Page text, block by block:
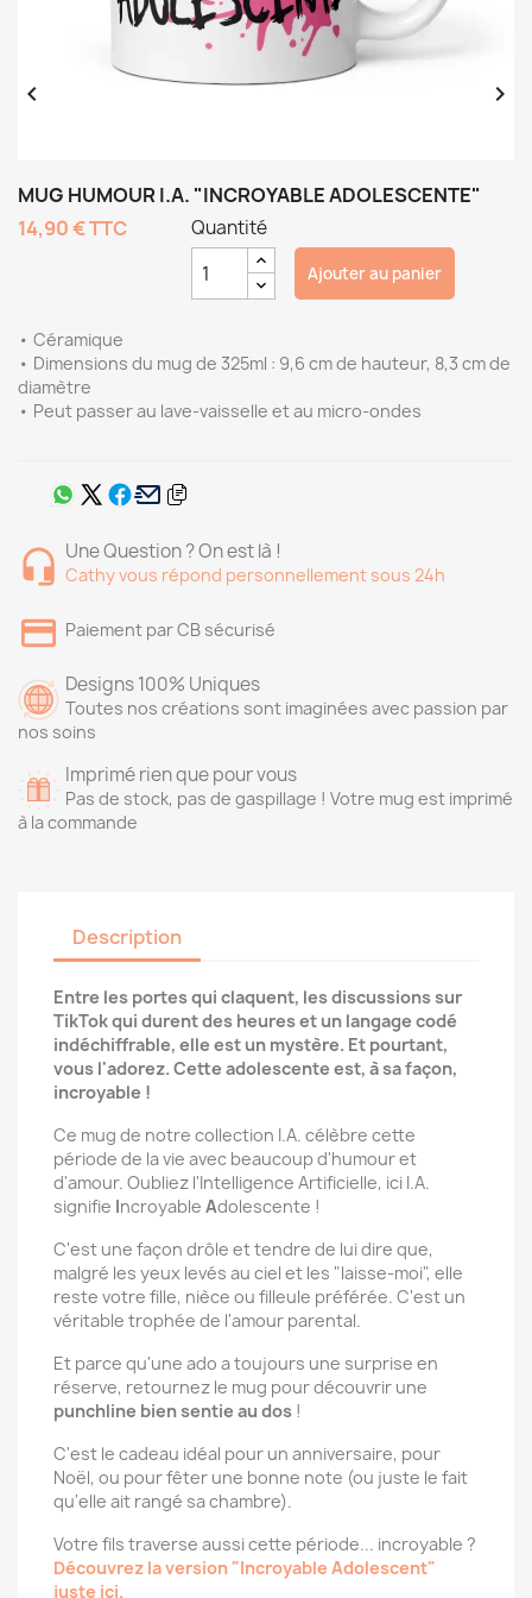
 
MUG HUMOUR I.A. "INCROYABLE ADOLESCENTE"
14,90 €TTC
• Céramique
• Dimensions du mug de 325ml : 9,6 cm de hauteur, 8,3 cm de
diamètre
• Peut passer au lave-vaisselle et au micro-ondes
Quantité
Ajouter au panier
Une Question ? On est là !
Cathy vous répond personnellement sous 24h
Paiement par CB sécurisé
Designs 100% Uniques
Toutes nos créations sont imaginées avec passion par
nos soins
Imprimé rien que pour vous
Pas de stock, pas de gaspillage ! Votre mug est imprimé
à la commande
Description
Entre les portes qui claquent, les discussions sur
TikTok qui durent des heures et un langage codé
indéchiffrable, elle est un mystère. Et pourtant,
vous l'adorez. Cette adolescente est, à sa façon,
incroyable !
Ce mug de notre collection I.A. célèbre cette
période de la vie avec beaucoup d'humour et
d'amour. Oubliez l'Intelligence Artificielle, ici I.A.
signifie Incroyable Adolescente !
C'est une façon drôle et tendre de lui dire que,
malgré les yeux levés au ciel et les "laisse-moi", elle
reste votre fille, nièce ou filleule préférée. C'est un
véritable trophée de l'amour parental.
Et parce qu'une ado a toujours une surprise en
réserve, retournez le mug pour découvrir une
punchline bien sentie au dos !
C'est le cadeau idéal pour un anniversaire, pour
Noël, ou pour fêter une bonne note (ou juste le fait
qu'elle ait rangé sa chambre).
Votre fils traverse aussi cette période... incroyable ?
Découvrez la version "Incroyable Adolescent"
juste ici.